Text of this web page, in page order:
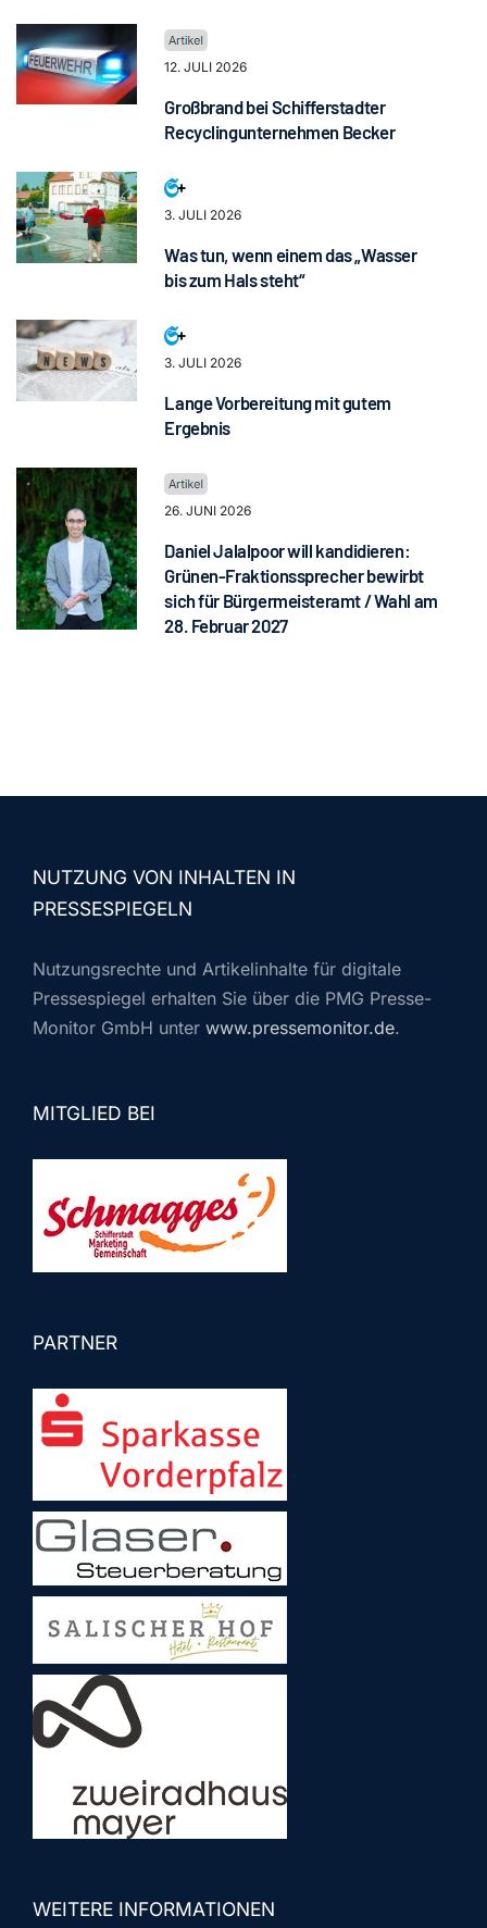
12. JULI 2026
Großbrand bei Schifferstadter
Recyclingunternehmen Becker
3. JULI 2026
Was tun, wenn einem das „Wasser
bis zum Hals steht“
3. JULI 2026
Lange Vorbereitung mit gutem
Ergebnis
26. JUNI 2026
Daniel Jalalpoor will kandidieren:
Grünen-Fraktionssprecher bewirbt
sich für Bürgermeisteramt / Wahl am
28. Februar 2027
NUTZUNG VON INHALTEN IN
PRESSESPIEGELN
Nutzungsrechte und Artikelinhalte für digitale
Pressespiegel erhalten Sie über die PMG Presse-
Monitor GmbH unter www.pressemonitor.de.
MITGLIED BEI
PARTNER
WEITERE INFORMATIONEN